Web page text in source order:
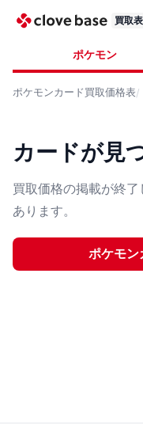
買取表
ポケモン
ポケモンカード買取価格表
カードが見
買取価格の掲載が終
あります。
ポケモン